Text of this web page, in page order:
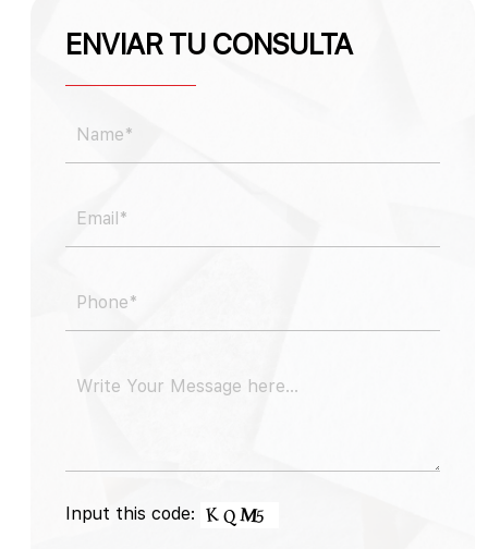
ENVIAR TU CONSULTA
Input this code: